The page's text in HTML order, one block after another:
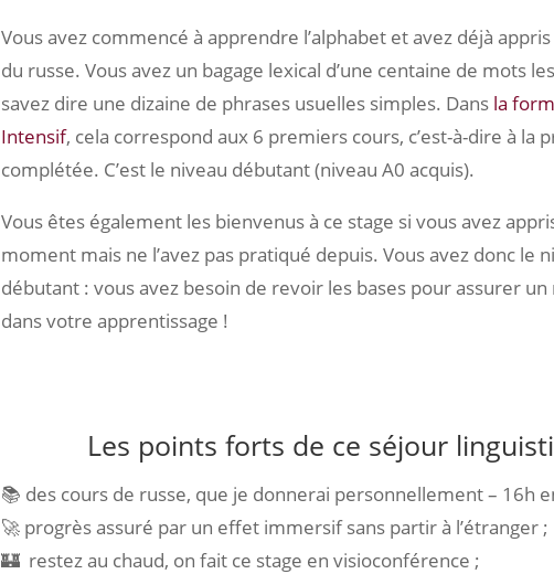
Vous avez commencé à apprendre l’alphabet et avez déjà
du russe. Vous avez un bagage lexical d’une centaine de mots
savez dire une dizaine de phrases usuelles simples. Dans la
Intensif, cela correspond aux 6 premiers cours, c’est-à-dire à la
complétée. C’est le niveau débutant (niveau A0 acquis).
Vous êtes également les bienvenus à ce stage si vous avez
moment mais ne l’avez pas pratiqué depuis. Vous avez donc le
débutant : vous avez besoin de revoir les bases pour assurer
dans votre apprentissage !
Les points forts de ce séjour
📚 des cours de russe, que je donnerai personnellement – 16h
🚀 progrès assuré par un effet immersif sans partir à l’étranger ;
🏰 restez au chaud, on fait ce stage en visioconférence ;